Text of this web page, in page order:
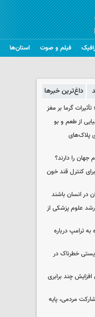
فیلم و صوت استان‌ها
داغ‌ترین خبرها
گرما بر مغز
از طعم و بو
پلاک‌های
جهان را دارند؟
کنترل قند خون
در انسان باشند
علوم پزشکی از
ترامپ درباره
خطرناک در
چند برابری
مردمی، پایه